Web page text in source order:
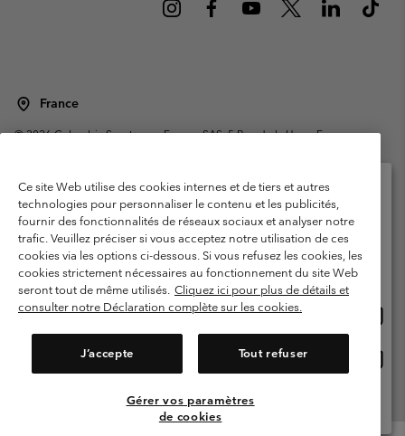
France
©2026Columbia Sportswear Europe SAS. 5 Rue de la Haye, Espace
Garanties Légales
Politique de confidentialité
Conditions d'utilisation - Membres
Conditions D'utilisation - Contenu généré par l'utilisateur
Impressum
Cookies
Public CBCR
Ce site Web utilise des cookies internes et de tiers et autres
technologies pour personnaliser le contenu et les publicités,
fournir des fonctionnalités de réseaux sociaux et analyser notre
trafic. Veuillez préciser si vous acceptez notre utilisation de ces
cookies via les options ci-dessous. Si vous refusez les cookies, les
cookies strictement nécessaires au fonctionnement du site Web
seront tout de même utilisés. Cliquez ici pour plus de détails et
consulter notre Déclaration complète sur les cookies.
J’accepte Tout refuser
Gérer vos paramètres
de cookies
Veuillez sélectionner votre pays d’expédition et
votre langue
Achats en ligne disponibles
United States
ligne
France
Voir Tous Les Pays